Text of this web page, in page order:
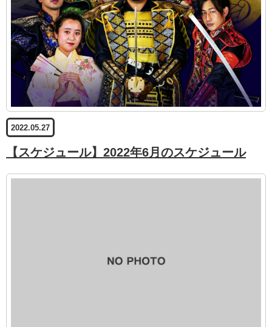
2022.05.27
【スケジュール】2022年6月のスケジュール